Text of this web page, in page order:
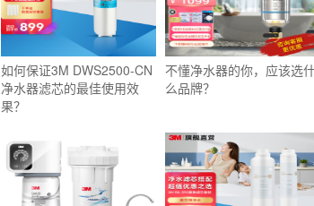
如何保证3M DWS2500-CN
净水器滤芯的最佳使用效
果？
不懂净水器的你，应该选
么品牌？